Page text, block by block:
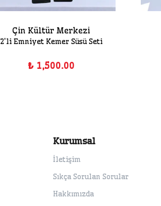
Çin Kültür Merkezi
2'li Emniyet Kemer Süsü Seti
₺ 1,500.00
Kurumsal
İletişim
Sıkça Sorulan Sorular
Hakkımızda